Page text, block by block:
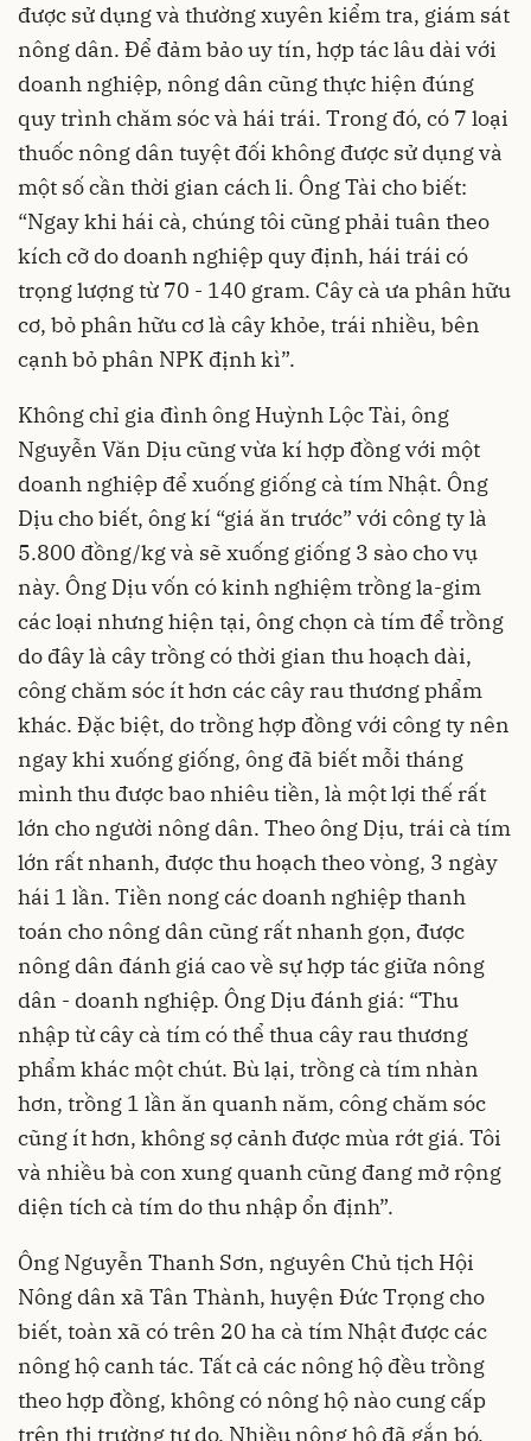
được sử dụng và thường xuyên kiểm tra, giám sát
nông dân. Để đảm bảo uy tín, hợp tác lâu dài với
doanh nghiệp, nông dân cũng thực hiện đúng
quy trình chăm sóc và hái trái. Trong đó, có 7 loại
thuốc nông dân tuyệt đối không được sử dụng và
một số cần thời gian cách li. Ông Tài cho biết:
“Ngay khi hái cà, chúng tôi cũng phải tuân theo
kích cỡ do doanh nghiệp quy định, hái trái có
trọng lượng từ 70 - 140 gram. Cây cà ưa phân hữu
cơ, bỏ phân hữu cơ là cây khỏe, trái nhiều, bên
cạnh bỏ phân NPK định kì”.
Không chỉ gia đình ông Huỳnh Lộc Tài, ông
Nguyễn Văn Dịu cũng vừa kí hợp đồng với một
doanh nghiệp để xuống giống cà tím Nhật. Ông
Dịu cho biết, ông kí “giá ăn trước” với công ty là
5.800 đồng/kg và sẽ xuống giống 3 sào cho vụ
này. Ông Dịu vốn có kinh nghiệm trồng la-gim
các loại nhưng hiện tại, ông chọn cà tím để trồng
do đây là cây trồng có thời gian thu hoạch dài,
công chăm sóc ít hơn các cây rau thương phẩm
khác. Đặc biệt, do trồng hợp đồng với công ty nên
ngay khi xuống giống, ông đã biết mỗi tháng
mình thu được bao nhiêu tiền, là một lợi thế rất
lớn cho người nông dân. Theo ông Dịu, trái cà tím
lớn rất nhanh, được thu hoạch theo vòng, 3 ngày
hái 1 lần. Tiền nong các doanh nghiệp thanh
toán cho nông dân cũng rất nhanh gọn, được
nông dân đánh giá cao về sự hợp tác giữa nông
dân - doanh nghiệp. Ông Dịu đánh giá: “Thu
nhập từ cây cà tím có thể thua cây rau thương
phẩm khác một chút. Bù lại, trồng cà tím nhàn
hơn, trồng 1 lần ăn quanh năm, công chăm sóc
cũng ít hơn, không sợ cảnh được mùa rớt giá. Tôi
và nhiều bà con xung quanh cũng đang mở rộng
diện tích cà tím do thu nhập ổn định”.
Ông Nguyễn Thanh Sơn, nguyên Chủ tịch Hội
Nông dân xã Tân Thành, huyện Đức Trọng cho
biết, toàn xã có trên 20 ha cà tím Nhật được các
nông hộ canh tác. Tất cả các nông hộ đều trồng
theo hợp đồng, không có nông hộ nào cung cấp
trên thị trường tự do. Nhiều nông hộ đã gắn bó,